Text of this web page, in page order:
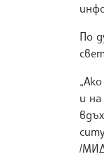
По
и
/